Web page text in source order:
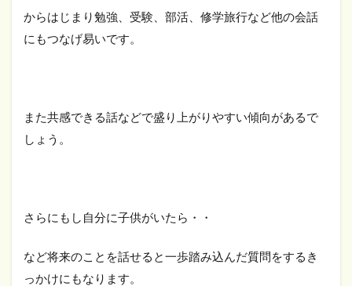
からはじまり勉強、受験、部活、修学旅行など他の会話
にもつなげ易いです。
また共感できる話などで盛り上がりやすい傾向があるで
しょう。
さらにもし自分に子供がいたら・・
など将来のことを話せると一歩踏み込んだ質問をするき
っかけにもなります。